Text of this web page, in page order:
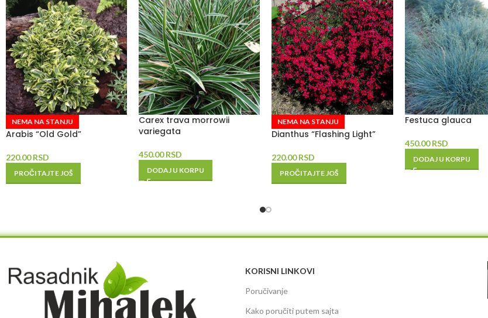
NEMA NA STANJU
Arabis “Old Gold”
220.00RSD
PROČITAJTE JOŠ
Carex trava morrowii
variegata
450.00RSD
DODAJ U KORPU
NEMA NA STANJU
Dianthus “Flashing Light”
220.00RSD
PROČITAJTE JOŠ
Festuca glauca
450.00RSD
DODAJ U KORPU
KORISNI LINKOVI
Poručivanje
Kako poručiti putem sajta